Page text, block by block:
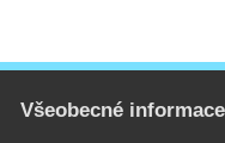
Všeobecné informace